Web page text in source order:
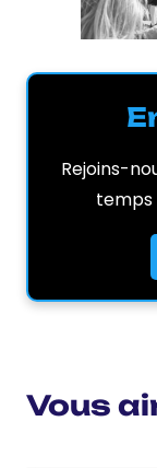
Rejoins-
temps
Vous